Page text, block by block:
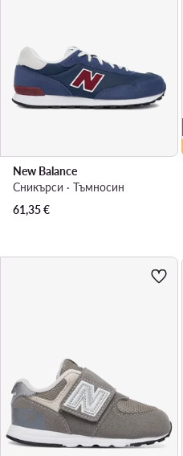
New Balance
Сникърси · Тъмносин
61,35€